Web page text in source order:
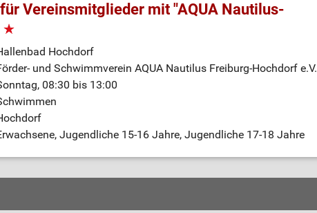
Vereinsmitglieder mit "AQUA Nautilus-
Hochdorf
und Schwimmverein AQUA Nautilus Freiburg-Hochdorf e.V.
08:30 bis 13:00
Jugendliche 15-16 Jahre, Jugendliche 17-18 Jahre